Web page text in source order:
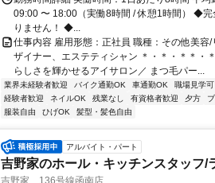
09:00 〜 18:00（実働8時間 / 休憩1時間） ◆
りません！ ◆...
仕事内容 雇用形態：正社員 職種：その他美容
ザイナー、エステティシャン ＊・＊・＊＊・
らしさを輝かせるアイサロン／ まつ毛パー...
業界未経験者歓迎 バイク通勤OK 車通勤OK 職場見学可
経験者歓迎
ネイルOK 残業なし 有資格者歓迎 夕方
服装自由
ひげOK 髪型・髪色自由
アルバイト・パート
吉野家のホール・キッチンスタッフ/
吉野家 136号線函南店